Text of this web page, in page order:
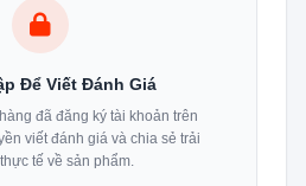
khiển thông minh của máy
Kuchen KU X6-3 6 bộ có độ
chữ dễ đọc và có đầy đủ các
rửa, thời gian rửa, lượng nước
của Bán Lẻ Tại Kho hoàn
Để Viết Đánh Giá
đã đăng ký tài khoản trên
viết đánh giá và chia sẻ trải
tế về sản phẩm.